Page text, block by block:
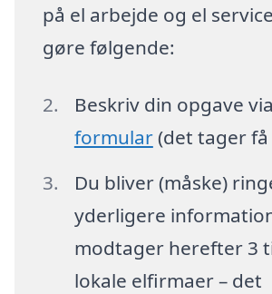
på el arbejde og el
gøre følgende:
Beskriv din opgave via
formular(det tager
Du bliver (måske)
yderligere
modtager herefter 3
lokale elfirmaer – det